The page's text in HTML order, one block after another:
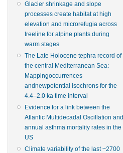
Glacier shrinkage and slope
processes create habitat at high
elevation and microrefugia across
treeline for alpine plants during
warm stages
The Late Holocene tephra record of
the central Mediterranean Sea:
Mappingoccurrences
andnewpotential isochrons for the
4.4–2.0 ka time interval
Evidence for a link between the
Atlantic Multidecadal Oscillation and
annual asthma mortality rates in the
US
Climate variability of the last ~2700